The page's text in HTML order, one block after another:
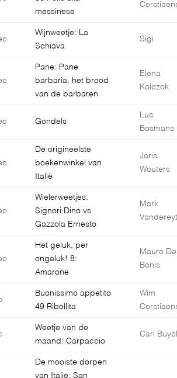
messinese
Wijnweetje: La
Schiava
Sigi
Pane: Pane
barbaria, het brood
van de barbaren
Elena
Kolczok
Gondels
Luc
Bosmans
De origineelste
boekenwinkel van
Italië
Joris
Wouters
Wielerweetjes:
Signori Dino vs
Gazzola Ernesto
Mark
Vandereyt
Het geluk, per
ongeluk! 8:
Amarone
Mauro De
Bonis
Buonissimo appetito
49 Ribollita
Wim
Weetje van de
maand: Carpaccio
Carl
De mooiste dorpen
van Italië: San